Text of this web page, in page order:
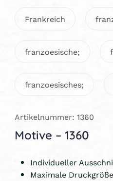
Frankreich
franzoesische;
franzoesisches;
Artikelnummer: 1360
Motive – 1360
Individueller
Maximale